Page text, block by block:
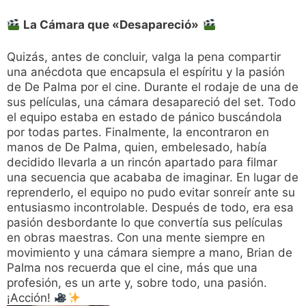
La Cámara que «Desapareció»
Quizás, antes de concluir, valga la pena compartir
una anécdota que encapsula el espíritu y la pasión
de De Palma por el cine. Durante el rodaje de una de
sus películas, una cámara desapareció del set. Todo
el equipo estaba en estado de pánico buscándola
por todas partes. Finalmente, la encontraron en
manos de De Palma, quien, embelesado, había
decidido llevarla a un rincón apartado para filmar
una secuencia que acababa de imaginar. En lugar de
reprenderlo, el equipo no pudo evitar sonreír ante su
entusiasmo incontrolable. Después de todo, era esa
pasión desbordante lo que convertía sus películas
en obras maestras. Con una mente siempre en
movimiento y una cámara siempre a mano, Brian de
Palma nos recuerda que el cine, más que una
profesión, es un arte y, sobre todo, una pasión.
¡Acción!